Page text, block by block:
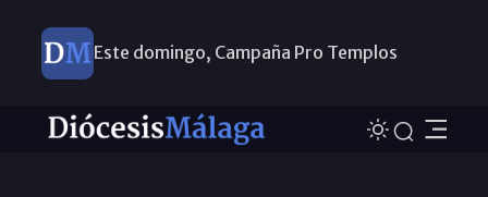
Este domingo, Campaña Pro Templos